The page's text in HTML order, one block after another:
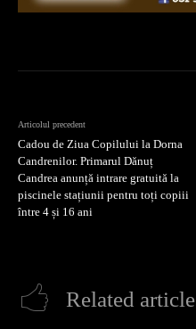
Articolul precedent
Cadou de Ziua Copilului la Dorna
Candrenilor. Primarul Dănuț
Candrea anunță intrare gratuită la
piscinele stațiunii pentru toți copiii
între 4 și 16 ani
Related